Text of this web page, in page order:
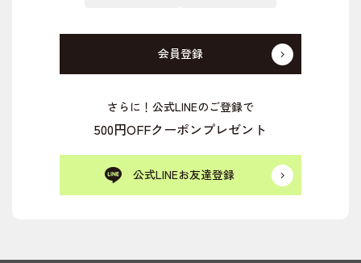
会員登録
さらに！公式LINEのご登録で
500円OFFクーポンプレゼント
公式LINEお友達登録